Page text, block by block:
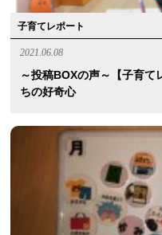
子育てレポート
2021.06.08
～投稿BOXの声～【子育て
ちの好奇心